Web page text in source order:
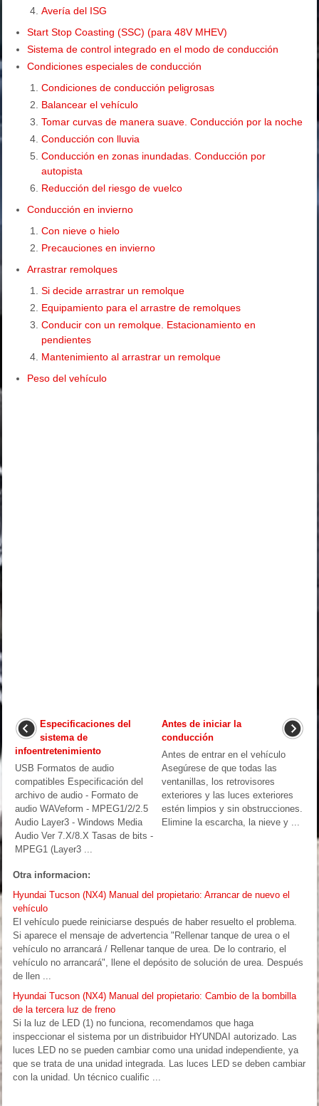
Avería del ISG
Start Stop Coasting (SSC) (para 48V MHEV)
Sistema de control integrado en el modo de conducción
Condiciones especiales de conducción
Condiciones de conducción peligrosas
Balancear el vehículo
Tomar curvas de manera suave. Conducción por la noche
Conducción con lluvia
Conducción en zonas inundadas. Conducción por
autopista
Reducción del riesgo de vuelco
Conducción en invierno
Con nieve o hielo
Precauciones en invierno
Arrastrar remolques
Si decide arrastrar un remolque
Equipamiento para el arrastre de remolques
Conducir con un remolque. Estacionamiento en
pendientes
Mantenimiento al arrastrar un remolque
Peso del vehículo
Especificaciones del
sistema de
infoentretenimiento
USB Formatos de audio
compatibles Especificación del
archivo de audio - Formato de
audio WAVeform - MPEG1/2/2.5
Audio Layer3 - Windows Media
Audio Ver 7.X/8.X Tasas de bits -
MPEG1 (Layer3 ...
Antes de iniciar la
conducción
Antes de entrar en el vehículo
Asegúrese de que todas las
ventanillas, los retrovisores
exteriores y las luces exteriores
estén limpios y sin obstrucciones.
Elimine la escarcha, la nieve y ...
Otra informacion:
Hyundai Tucson (NX4) Manual del propietario: Arrancar de nuevo el
vehículo
El vehículo puede reiniciarse después de haber resuelto el problema.
Si aparece el mensaje de advertencia "Rellenar tanque de urea o el
vehículo no arrancará / Rellenar tanque de urea. De lo contrario, el
vehículo no arrancará", llene el depósito de solución de urea. Después
de llen ...
Hyundai Tucson (NX4) Manual del propietario: Cambio de la bombilla
de la tercera luz de freno
Si la luz de LED (1) no funciona, recomendamos que haga
inspeccionar el sistema por un distribuidor HYUNDAI autorizado. Las
luces LED no se pueden cambiar como una unidad independiente, ya
que se trata de una unidad integrada. Las luces LED se deben cambiar
con la unidad. Un técnico cualific ...